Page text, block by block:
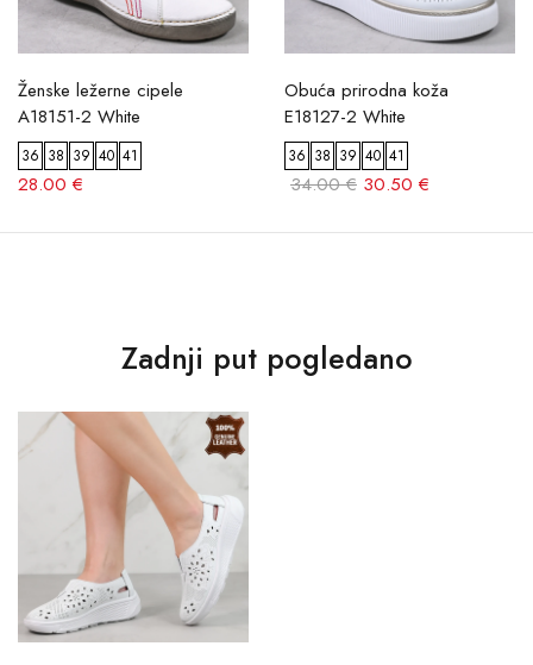
Ženske ležerne cipele
A18151-2 White
36 38 39 40 41
28.00 €
Obuća prirodna koža
E18127-2 White
36 38 39 40 41
34.00 € 30.50 €
Zadnji put pogledano